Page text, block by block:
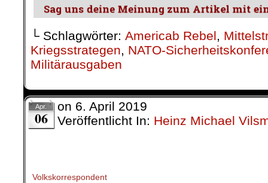
└ Schlagwörter: Americab Rebel,
Kriegsstrategen, NATO-
Militärausgaben
Apr.
06
on 6. April 2019
Veröffentlicht In: Heinz Michael
Volkskorrespondent